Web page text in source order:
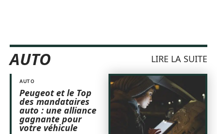
AUTO LIRE LA SUITE
AUTO
Peugeot et le Top
des mandataires
auto : une alliance
gagnante pour
votre véhicule